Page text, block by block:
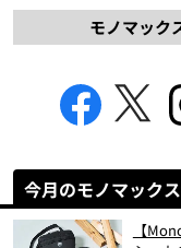
モノマック
今月のモノマック
【